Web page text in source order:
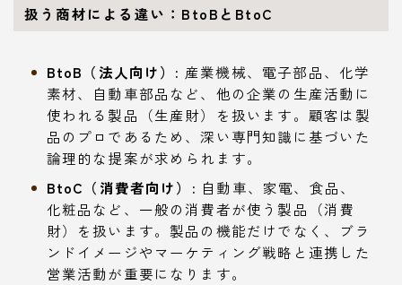
扱う商材による違い：BtoBとBtoC
BtoB（法人向け）: 産業機械、電子部品、化学
素材、自動車部品など、他の企業の生産活動に
使われる製品（生産財）を扱います。顧客は製
品のプロであるため、深い専門知識に基づいた
論理的な提案が求められます。
BtoC（消費者向け）: 自動車、家電、食品、
化粧品など、一般の消費者が使う製品（消費
財）を扱います。製品の機能だけでなく、ブラ
ンドイメージやマーケティング戦略と連携した
営業活動が重要になります。